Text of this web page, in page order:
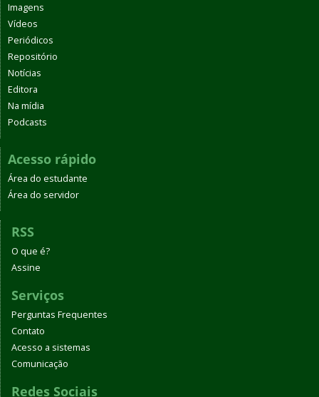
Imagens
Vídeos
Periódicos
Repositório
Notícias
Editora
Na mídia
Podcasts
Acesso rápido
Área do estudante
Área do servidor
RSS
O que é?
Assine
Serviços
Perguntas Frequentes
Contato
Acesso a sistemas
Comunicação
Redes Sociais